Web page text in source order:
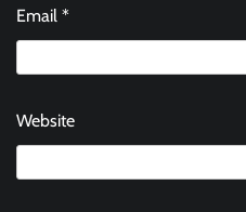
Email *
Website